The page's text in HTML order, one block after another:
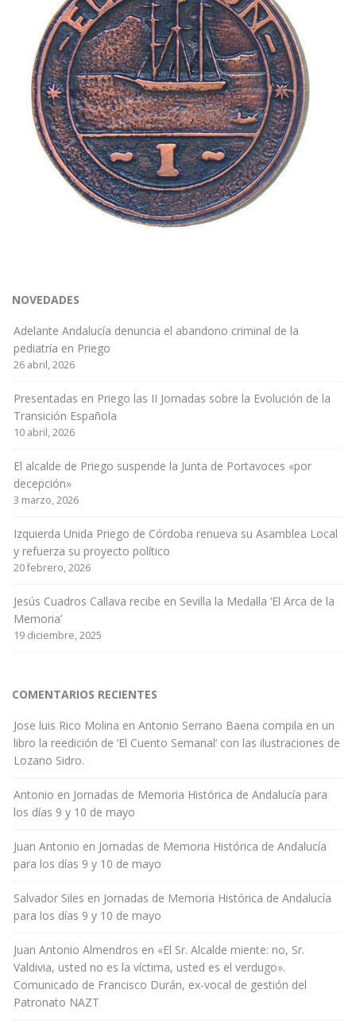
NOVEDADES
Adelante Andalucía denuncia el abandono criminal de la
pediatría en Priego
26 abril, 2026
Presentadas en Priego las II Jornadas sobre la Evolución de la
Transición Española
10 abril, 2026
El alcalde de Priego suspende la Junta de Portavoces «por
decepción»
3 marzo, 2026
Izquierda Unida Priego de Córdoba renueva su Asamblea Local
y refuerza su proyecto político
20 febrero, 2026
Jesús Cuadros Callava recibe en Sevilla la Medalla ‘El Arca de la
Memoria’
19 diciembre, 2025
COMENTARIOS RECIENTES
Jose luis Rico Molina en Antonio Serrano Baena compila en un
libro la reedición de ‘El Cuento Semanal’ con las ilustraciones de
Lozano Sidro.
Antonio en Jornadas de Memoria Histórica de Andalucía para
los días 9 y 10 de mayo
Juan Antonio en Jornadas de Memoria Histórica de Andalucía
para los días 9 y 10 de mayo
Salvador Siles en Jornadas de Memoria Histórica de Andalucía
para los días 9 y 10 de mayo
Juan Antonio Almendros en «El Sr. Alcalde miente: no, Sr.
Valdivia, usted no es la víctima, usted es el verdugo».
Comunicado de Francisco Durán, ex-vocal de gestión del
Patronato NAZT